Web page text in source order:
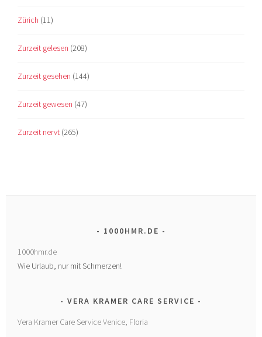
Zürich (11)
Zurzeit gelesen (208)
Zurzeit gesehen (144)
Zurzeit gewesen (47)
Zurzeit nervt (265)
1000HMR.DE
1000hmr.de
Wie Urlaub, nur mit Schmerzen!
VERA KRAMER CARE SERVICE
Vera Kramer Care Service Venice, Floria